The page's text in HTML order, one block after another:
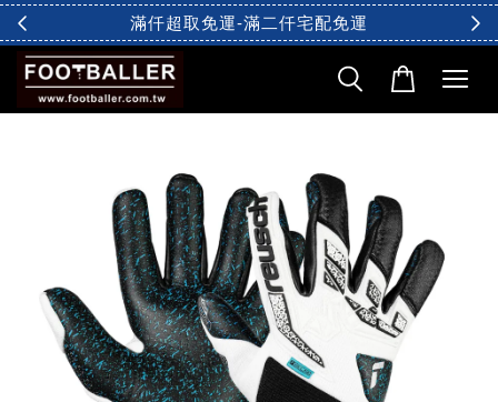
滿仟超取免運-滿二仟宅配免運